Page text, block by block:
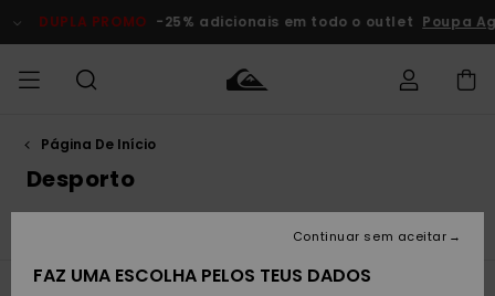
da
produtos
PROMO -25% adicionais em todo o outlet Poupa Agora
HOMEM
MENINO
MULHER
chegados
Crianças
Artigos
Criança
Devoluções
Página De Início
Desporto
Skateboards Highlights
FAZ UMA ESCOLHA PELOS TEUS DADOS
Continuar sem aceitar